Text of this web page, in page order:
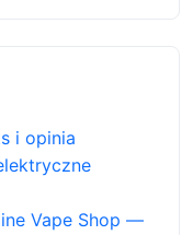
i opinia
Vape Shop —